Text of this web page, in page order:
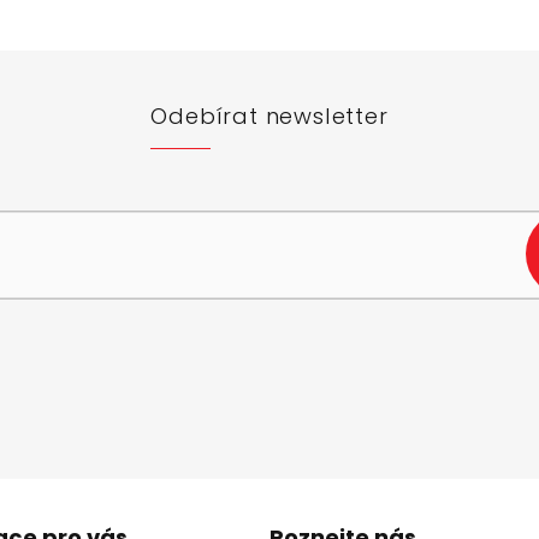
Odebírat newsletter